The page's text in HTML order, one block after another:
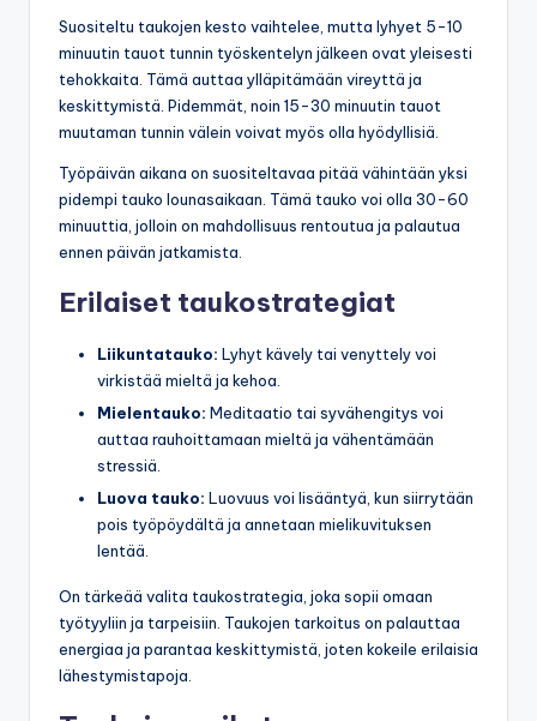
Suositeltu taukojen kesto vaihtelee, mutta lyhyet 5-10
minuutin tauot tunnin työskentelyn jälkeen ovat yleisesti
tehokkaita. Tämä auttaa ylläpitämään vireyttä ja
keskittymistä. Pidemmät, noin 15-30 minuutin tauot
muutaman tunnin välein voivat myös olla hyödyllisiä.
Työpäivän aikana on suositeltavaa pitää vähintään yksi
pidempi tauko lounasaikaan. Tämä tauko voi olla 30-60
minuuttia, jolloin on mahdollisuus rentoutua ja palautua
ennen päivän jatkamista.
Erilaiset taukostrategiat
Liikuntatauko: Lyhyt kävely tai venyttely voi
virkistää mieltä ja kehoa.
Mielentauko: Meditaatio tai syvähengitys voi
auttaa rauhoittamaan mieltä ja vähentämään
stressiä.
Luova tauko: Luovuus voi lisääntyä, kun siirrytään
pois työpöydältä ja annetaan mielikuvituksen
lentää.
On tärkeää valita taukostrategia, joka sopii omaan
työtyyliin ja tarpeisiin. Taukojen tarkoitus on palauttaa
energiaa ja parantaa keskittymistä, joten kokeile erilaisia
lähestymistapoja.